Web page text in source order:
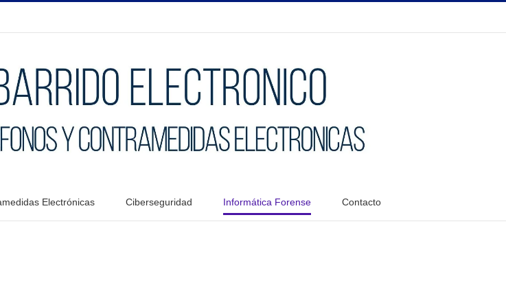
Electrónicas Ciberseguridad Informática Forense Contacto